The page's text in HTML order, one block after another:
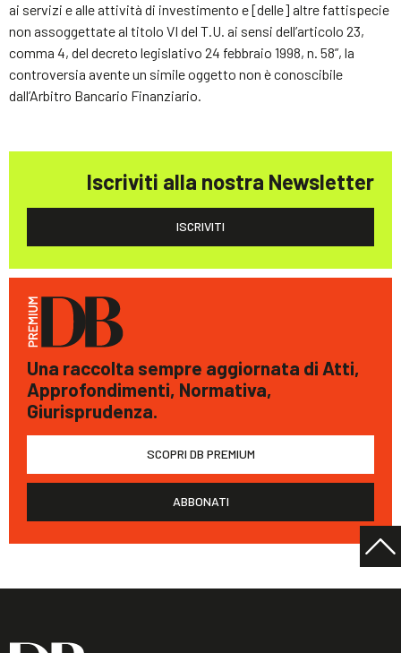
ai servizi e alle attività di investimento e [delle] altre fattispecie
non assoggettate al titolo VI del T.U. ai sensi dell’articolo 23,
comma 4, del decreto legislativo 24 febbraio 1998, n. 58”, la
controversia avente un simile oggetto non è conoscibile
dall’Arbitro Bancario Finanziario.
Iscriviti alla nostra Newsletter
ISCRIVITI
Una raccolta sempre aggiornata di Atti,
Approfondimenti, Normativa,
Giurisprudenza.
SCOPRI DB PREMIUM
ABBONATI